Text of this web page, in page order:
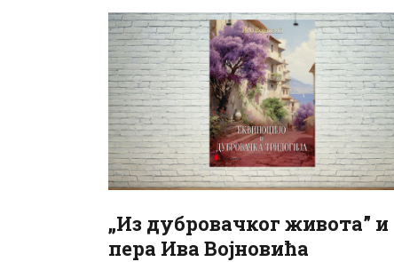
„Из дубровачког живота” и
пера Ива Војновића